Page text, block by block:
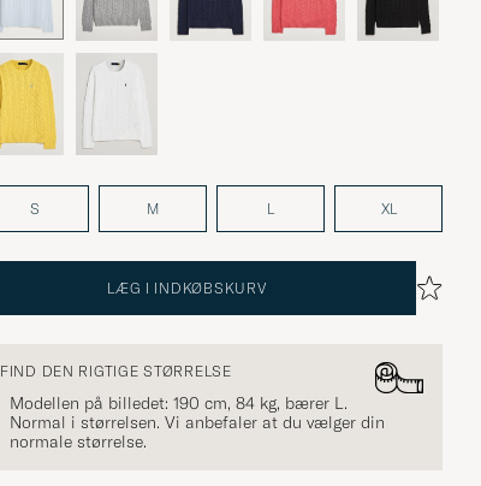
S M L XL
LÆG I INDKØBSKURV
FIND DEN RIGTIGE STØRRELSE
Modellen på billedet: 190 cm, 84 kg, bærer L .
Normal i størrelsen. Vi anbefaler at du vælger din
normale størrelse.